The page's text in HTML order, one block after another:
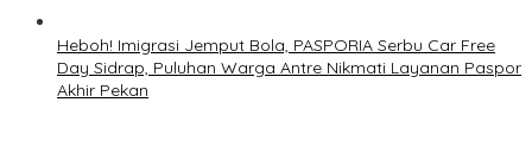
Heboh! Imigrasi Jemput Bola, PASPORIA Serbu Car Free
Day Sidrap, Puluhan Warga Antre Nikmati Layanan Paspor
Akhir Pekan